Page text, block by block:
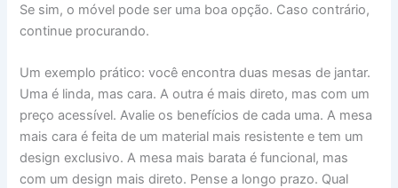
Se sim, o móvel pode ser uma boa opção. Caso contrário,
continue procurando.
Um exemplo prático: você encontra duas mesas de jantar.
Uma é linda, mas cara. A outra é mais direto, mas com um
preço acessível. Avalie os benefícios de cada uma. A mesa
mais cara é feita de um material mais resistente e tem um
design exclusivo. A mesa mais barata é funcional, mas
com um design mais direto. Pense a longo prazo. Qual